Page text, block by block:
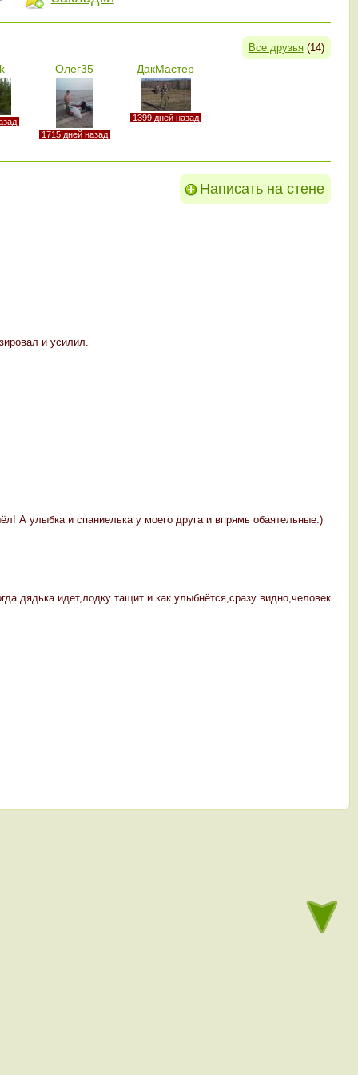
Все друзья(14)
Олег35
1715 дней назад
ДакМастер
1399 дней назад
Написать на стене
и усилил.
А улыбка и спаниелька у моего друга и впрямь обаятельные:)
дядька идет,лодку тащит и как улыбнётся,сразу видно,человек